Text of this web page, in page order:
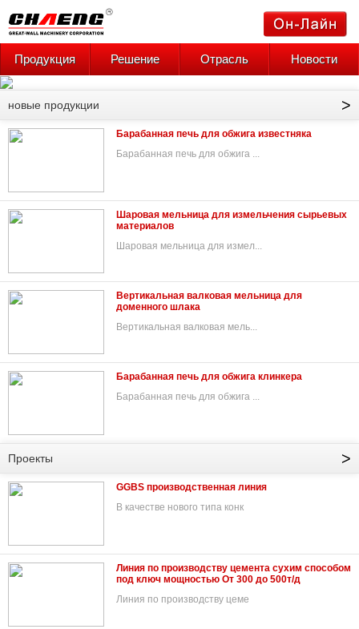
Продукция Решение Отрасль Новости
>
новые продукции
Барабанная печь для обжига известняка
Барабанная печь для обжига ...
Шаровая мельница для измельчения сырьевых
материалов
Шаровая мельница для измел...
Вертикальная валковая мельница для
доменного шлака
Вертикальная валковая мель...
Барабанная печь для обжига клинкера
Барабанная печь для обжига ...
>
Проекты
GGBS производственная линия
В качестве нового типа конк
Линия по производству цемента сухим способом
под ключ мощностью От 300 до 500т/д
Линия по производству цеме